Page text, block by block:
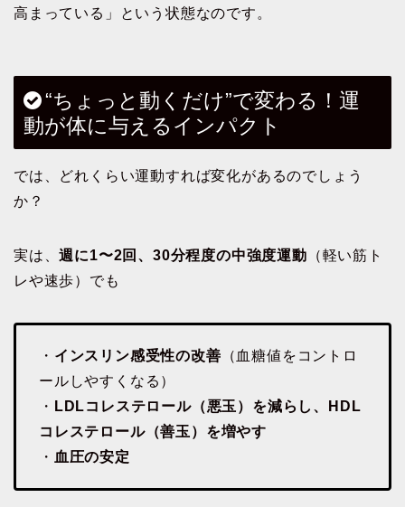
高まっている」という状態なのです。
“ちょっと動くだけ”で変わる！運
動が体に与えるインパクト
では、どれくらい運動すれば変化があるのでしょう
か？
実は、週に1〜2回、30分程度の中強度運動 （軽い筋ト
レや速歩）でも
・ インスリン感受性の改善 （血糖値をコントロ
ールしやすくなる）
・ LDLコレステロール（悪玉）を減らし、HDL
コレステロール（善玉）を増やす
・ 血圧の安定